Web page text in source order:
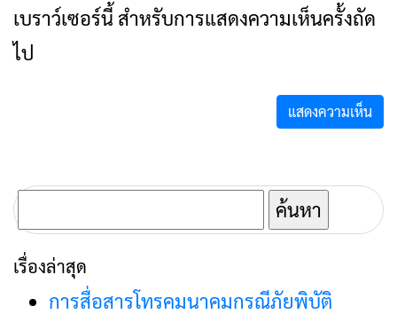
เบราว์เซอร์นี้ สำหรับการแสดงความเห็นครั้งถัด
ไป
ค้นหา
สำหรับ:
เรื่องล่าสุด
การสื่อสารโทรคมนาคมกรณีภัยพิบัติ